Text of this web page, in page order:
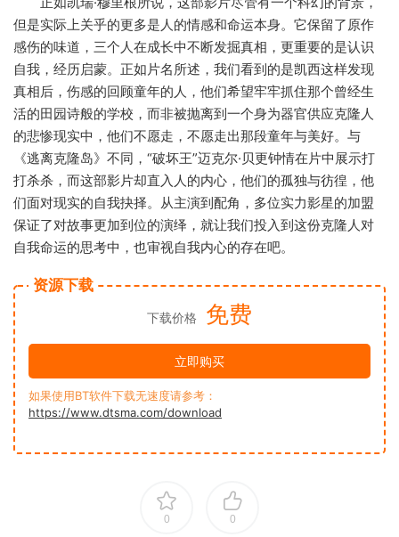
但是实际上关乎的更多是人的情感和命运本身。它保留了原作
感伤的味道，三个人在成长中不断发掘真相，更重要的是认识
自我，经历启蒙。正如片名所述，我们看到的是凯西这样发现
真相后，伤感的回顾童年的人，他们希望牢牢抓住那个曾经生
活的田园诗般的学校，而非被抛离到一个身为器官供应克隆人
的悲惨现实中，他们不愿走，不愿走出那段童年与美好。与
《逃离克隆岛》不同，“破坏王”迈克尔·贝更钟情在片中展示打
打杀杀，而这部影片却直入人的内心，他们的孤独与彷徨，他
们面对现实的自我抉择。从主演到配角，多位实力影星的加盟
保证了对故事更加到位的演绎，就让我们投入到这份克隆人对
自我命运的思考中，也审视自我内心的存在吧。
资源下载
下载价格 免费
立即购买
如果使用BT软件下载无速度请参考：
https://www.dtsma.com/download
0 0